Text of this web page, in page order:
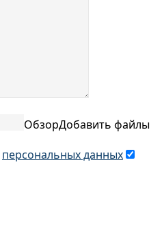
ОбзорДобавить файлы
персональных данных